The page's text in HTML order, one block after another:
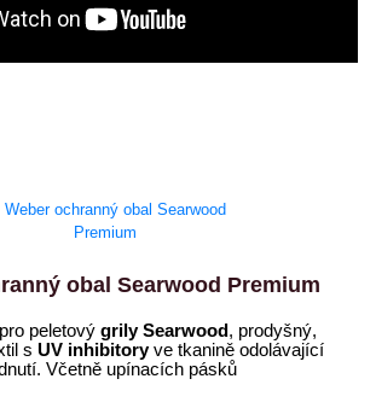
obal Searwood Premium
peletový grily Searwood, prodyšný,
s UV inhibitoryve tkanině odolávající
Včetně upínacích pásků